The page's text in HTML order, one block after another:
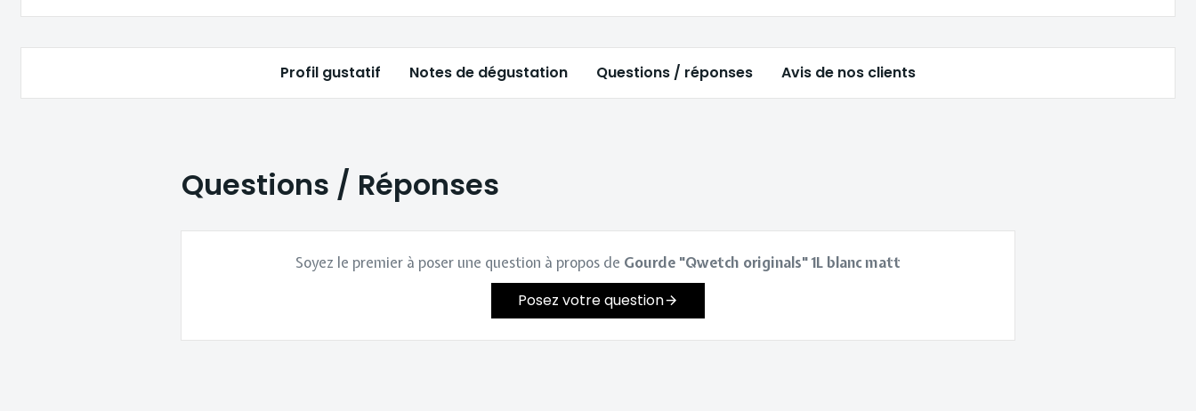
Profil gustatif Notes de dégustation Questions / réponses Avis de nos clients
Questions / Réponses
Soyez le premier à poser une question à propos de Gourde "Qwetch originals" 1L blanc matt
Posez votre question